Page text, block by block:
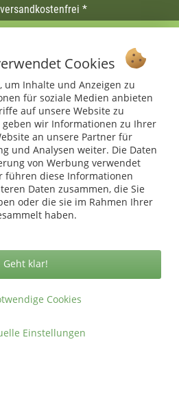
*
inkl. gesetzl. Mehrwertsteuer zzgl.
.
gmbh - Alle Rechte vorbehalten
in unserem Onlineshop
Cookies
um Inhalte und Anzeigen zu
für soziale Medien anbieten
auf unsere Website zu
wir Informationen zu Ihrer
an unsere Partner für
und Analysen weiter. Die Daten
von Werbung verwendet
führen diese Informationen
Daten zusammen, die Sie
oder die sie im Rahmen Ihrer
haben.
Cookies
Geht klar!
Einstellungen